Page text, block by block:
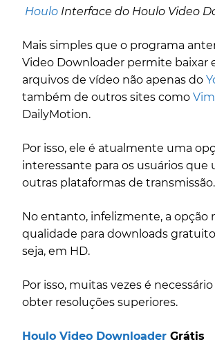
Houlo Interface do Houlo Video
Mais simples que o programa
Video Downloader permite baixar
arquivos de vídeo não apenas do
também de outros sites como
DailyMotion.
Por isso, ele é atualmente uma
interessante para os usuários que
outras plataformas de transmissão.
No entanto, infelizmente, a opção
qualidade para downloads
seja, em HD.
Por isso, muitas vezes é
obter resoluções superiores.
Houlo Video Downloader Grátis